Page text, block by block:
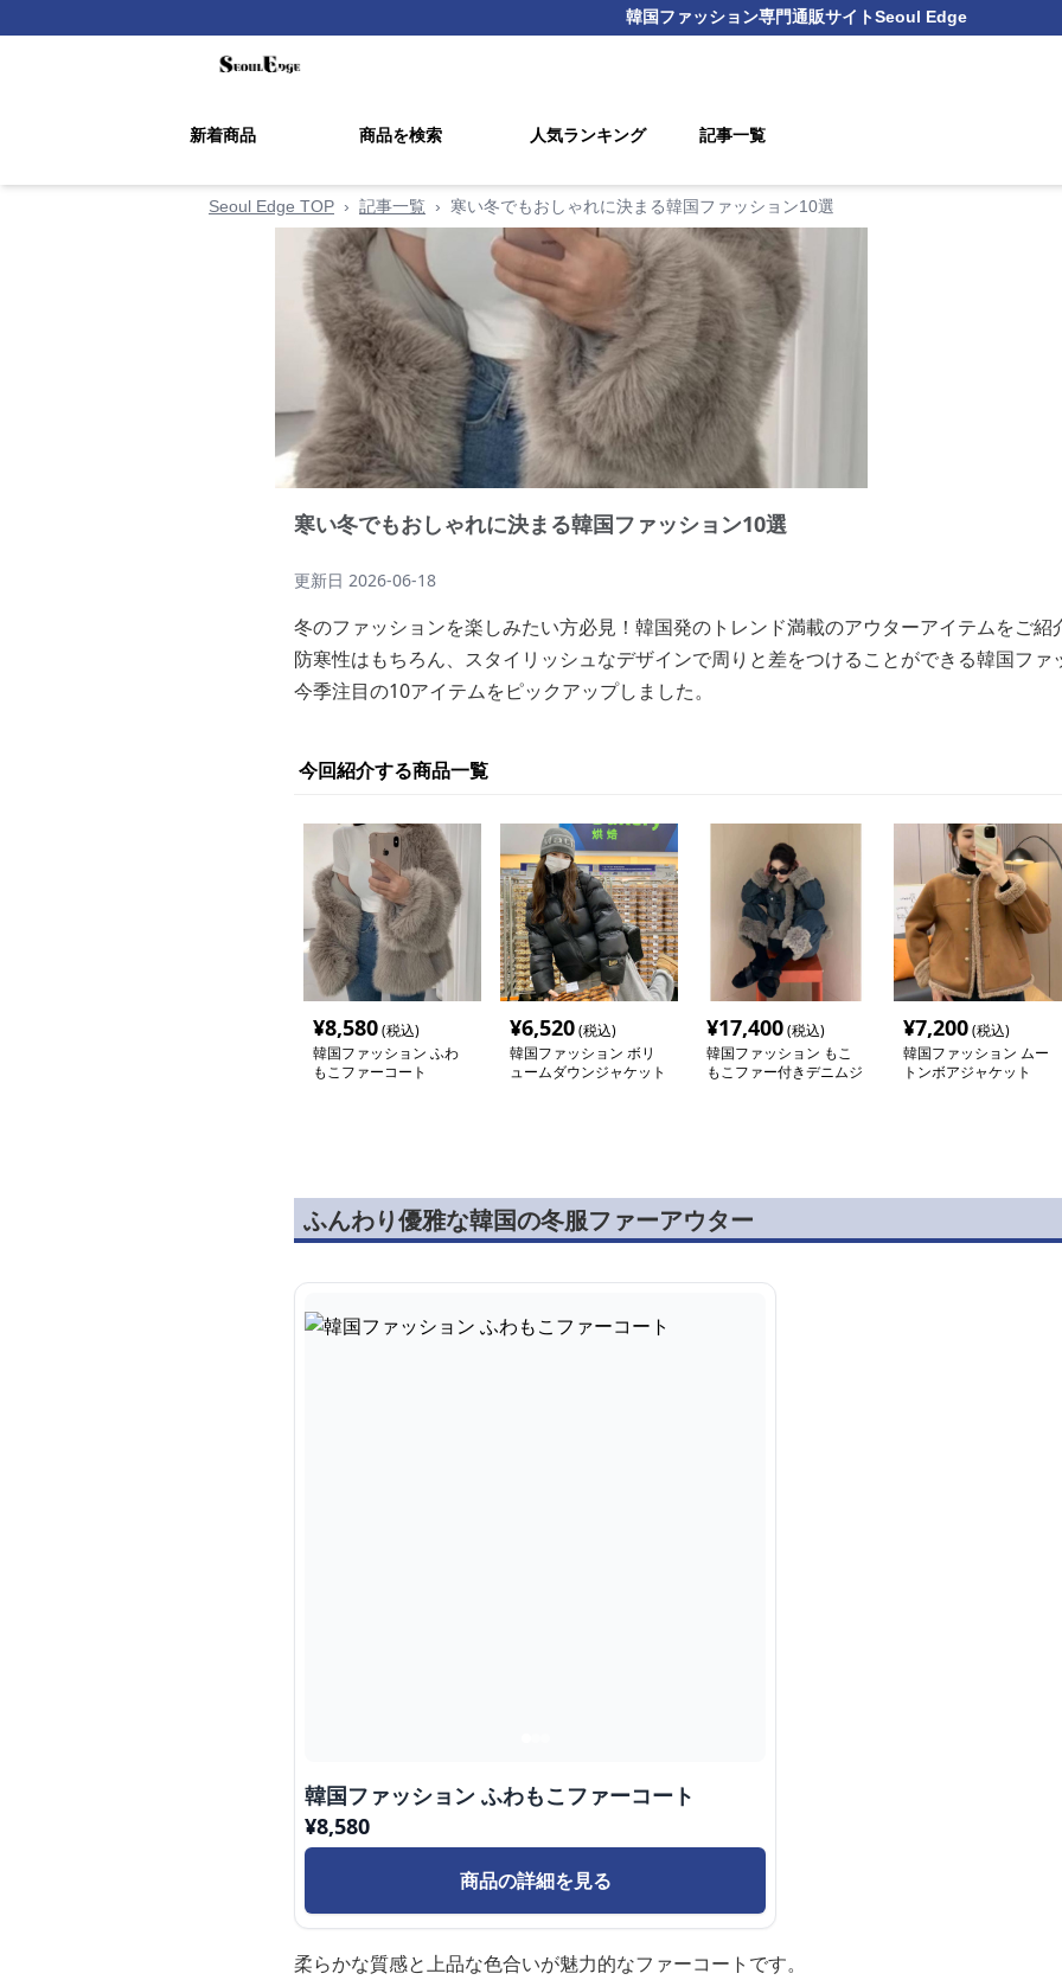
韓国ファッション専門通販サイトSeoul Edge
新着商品 商品を検索 人気ランキング 記事一覧
Seoul Edge TOP › 記事一覧 › 寒い冬でもおしゃれに決まる韓国ファッション10選
寒い冬でもおしゃれに決まる韓国ファッション10選
更新日 2026-06-18
冬のファッションを楽しみたい方必見！韓国発のトレンド満載のアウターアイテムをご紹
防寒性はもちろん、スタイリッシュなデザインで周りと差をつけることができる韓国ファ
今季注目の10アイテムをピックアップしました。
今回紹介する商品一覧
¥8,580(税込)
韓国ファッション ふわ
もこファーコート
¥6,520(税込)
韓国ファッション ボリ
ュームダウンジャケット
¥17,400(税込)
韓国ファッション もこ
もこファー付きデニムジ
¥7,200(税込)
韓国ファッション ムー
トンボアジャケット
ふんわり優雅な韓国の冬服ファーアウター
韓国ファッション ふわもこファーコート
¥8,580
商品の詳細を見る
柔らかな質感と上品な色合いが魅力的なファーコートです。